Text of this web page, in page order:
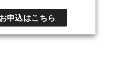
お申込はこちら